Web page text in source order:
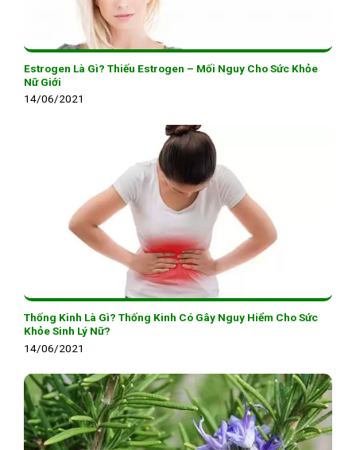
Estrogen Là Gì? Thiếu Estrogen – Mối Nguy Cho Sức Khỏe
Nữ Giới
14/06/2021
Thống Kinh Là Gì? Thống Kinh Có Gây Nguy Hiểm Cho Sức
Khỏe Sinh Lý Nữ?
14/06/2021